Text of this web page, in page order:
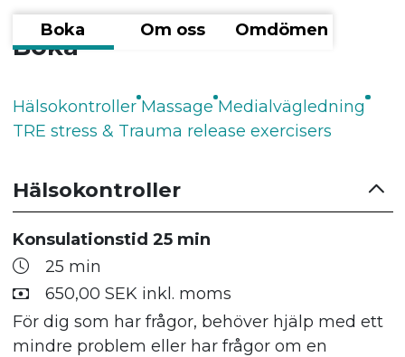
Boka Om oss Omdömen
Boka
Hälsokontroller Massage Medialvägledning
TRE stress & Trauma release exercisers
Hälsokontroller
Konsulationstid 25 min
25 min
650,00 SEK inkl. moms
För dig som har frågor, behöver hjälp med ett
mindre problem eller har frågor om en